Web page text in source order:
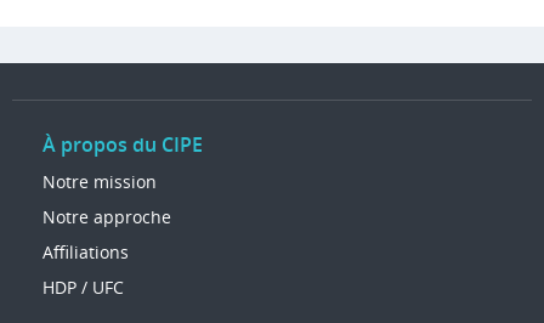
À propos du CIPE
Notre mission
Notre approche
Affiliations
HDP / UFC